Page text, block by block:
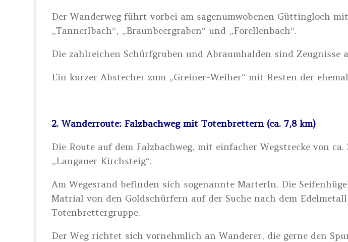
Der Wanderweg führt vorbei am sagenumwobenen Güttingloch
„Tannerlbach“, „Braunbeergraben“ und „Forellenbach“.
Die zahlreichen Schürfgruben und Abraumhalden sind Zeugnisse
Ein kurzer Abstecher zum „Greiner-Weiher“ mit Resten der
2. Wanderroute: Falzbachweg mit Totenbrettern (ca. 7,8 km)
Die Route auf dem Falzbachweg, mit einfacher Wegstrecke von
„Langauer Kirchsteig“.
Am Wegesrand befinden sich sogenannte Marterln. Die
Matrial von den Goldschürfern auf der Suche nach dem
Totenbrettergruppe.
Der Weg richtet sich vornehmlich an Wanderer, die gerne den